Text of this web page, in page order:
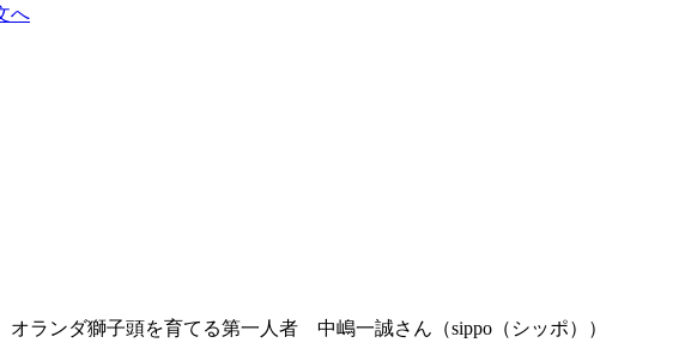
へ
ランダ獅子頭を育てる第一人者 中嶋一誠さん（sippo（シッポ））